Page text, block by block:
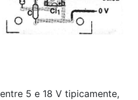
5 e 18 V tipicamente,